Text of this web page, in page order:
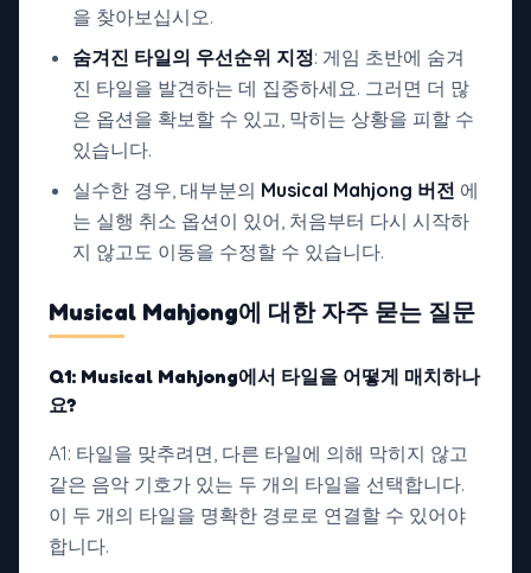
을 찾아보십시오.
숨겨진 타일의 우선순위 지정: 게임 초반에 숨겨
진 타일을 발견하는 데 집중하세요. 그러면 더 많
은 옵션을 확보할 수 있고, 막히는 상황을 피할 수
있습니다.
실수한 경우, 대부분의 Musical Mahjong 버전 에
는 실행 취소 옵션이 있어, 처음부터 다시 시작하
지 않고도 이동을 수정할 수 있습니다.
Musical Mahjong에 대한자주 묻는 질문
Q1: Musical Mahjong에서 타일을 어떻게 매치하나
요?
A1: 타일을 맞추려면, 다른 타일에 의해 막히지 않고
같은 음악 기호가 있는 두 개의 타일을 선택합니다.
이 두 개의 타일을 명확한 경로로 연결할 수 있어야
합니다.